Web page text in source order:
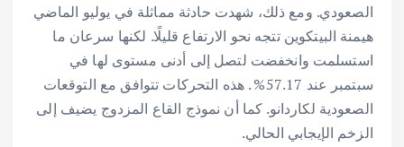
الصعودي. ومع ذلك، شهدت حادثة مماثلة في يوليو الماضي
هيمنة البيتكوين تتجه نحو الارتفاع قليلًا. لكنها سرعان ما
استسلمت وانخفضت لتصل إلى أدنى مستوى لها في
سبتمبر عند 57.17% . هذه التحركات تتوافق مع التوقعات
الصعودية لكاردانو. كما أن نموذج القاع المزدوج يضيف إلى
الزخم الإيجابي الحالي.